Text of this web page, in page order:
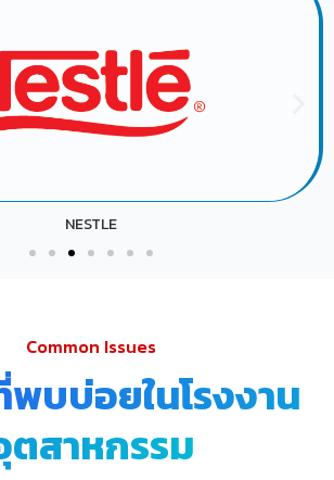
NHK
Common Issues
บบ่อยในโรงงาน
ตสาหกรรม